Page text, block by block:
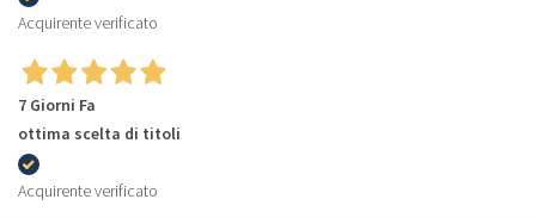
Acquirente verificato
7 Giorni Fa
ottima scelta di titoli
Acquirente verificato